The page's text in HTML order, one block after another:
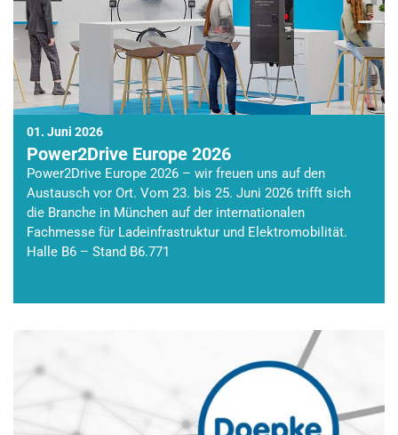
01. Juni 2026
Power2Drive Europe 2026
Power2Drive Europe 2026 – wir freuen uns auf den
Austausch vor Ort. Vom 23. bis 25. Juni 2026 trifft sich
die Branche in München auf der internationalen
Fachmesse für Ladeinfrastruktur und Elektromobilität.
Halle B6 – Stand B6.771